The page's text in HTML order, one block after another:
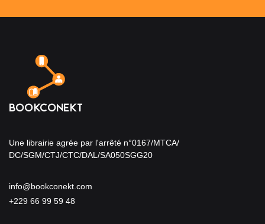
Une librairie agrée par l'arrêté n°0167/MTCA/
DC/SGM/CTJ/CTC/DAL/SA050SGG20
info@bookconekt.com
+229 66 99 59 48